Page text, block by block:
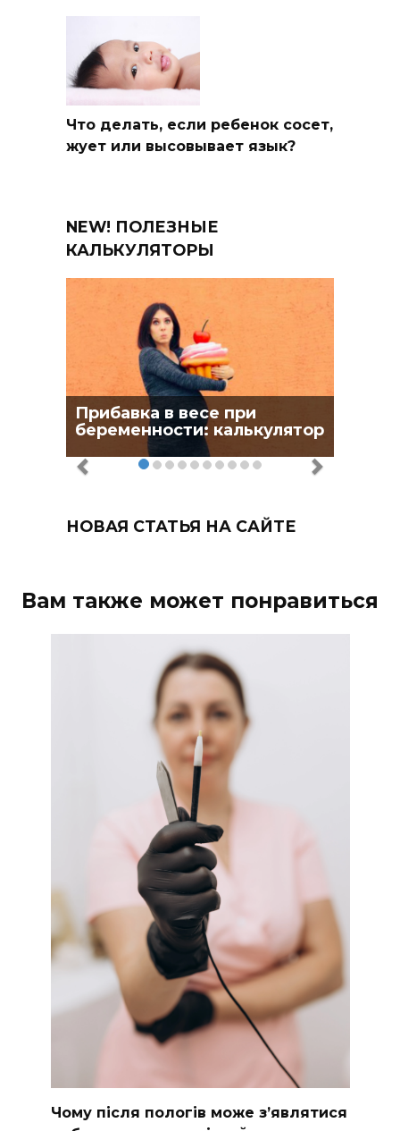
Что делать, если ребенок сосет,
жует или высовывает язык?
NEW! ПОЛЕЗНЫЕ
КАЛЬКУЛЯТОРЫ
Прибавка в весе при
беременности: калькулятор
НОВАЯ СТАТЬЯ НА САЙТЕ
Вам также может понравиться
Чому після пологів може з’являтися